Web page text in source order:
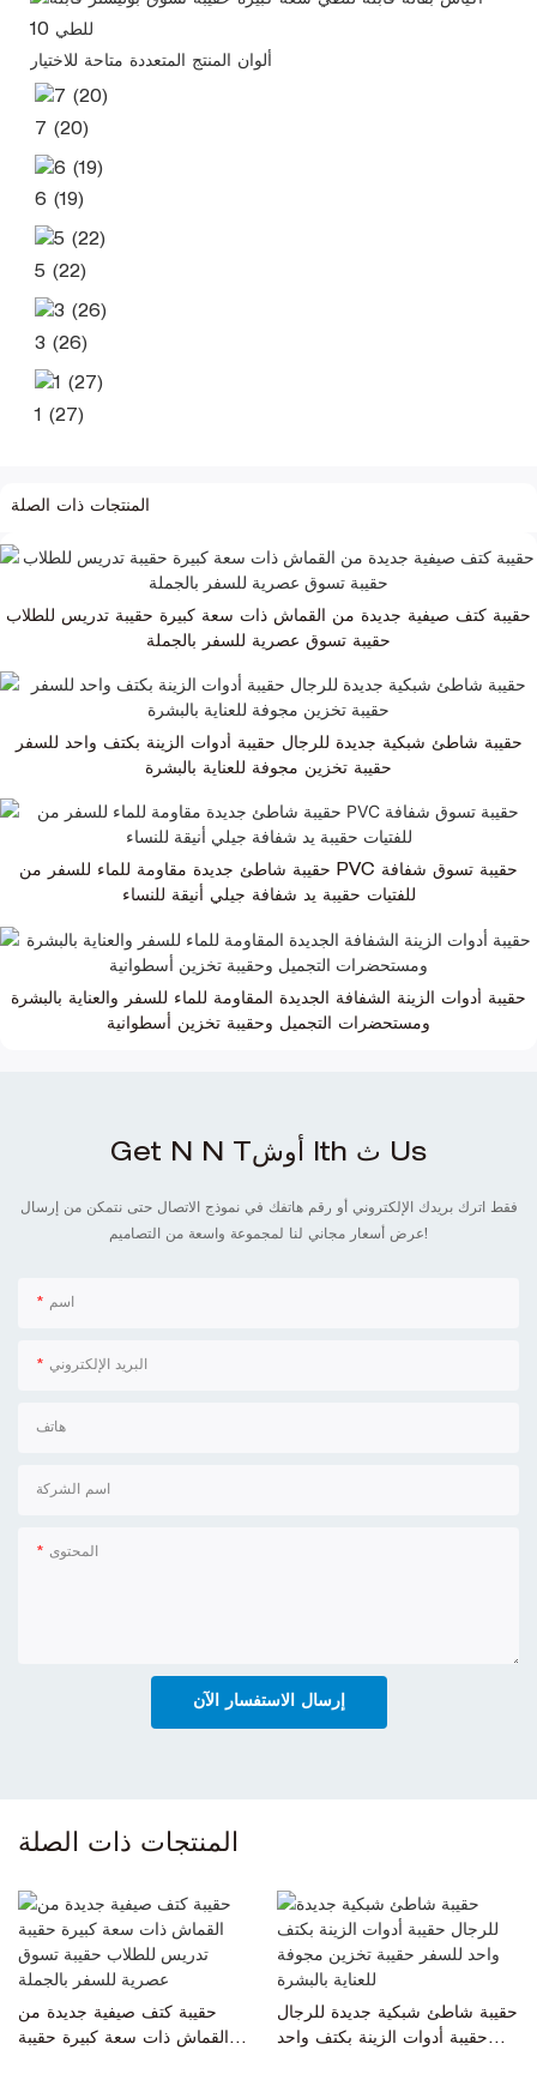
ألوان المنتج المتعددة متاحة للاختيار
7 (20)
6 (19)
5 (22)
3 (26)
1 (27)
المنتجات ذات الصلة
حقيبة كتف صيفية جديدة من القماش ذات سعة كبيرة حقيبة تدريس للطلاب
حقيبة تسوق عصرية للسفر بالجملة
حقيبة شاطئ شبكية جديدة للرجال حقيبة أدوات الزينة بكتف واحد للسفر
حقيبة تخزين مجوفة للعناية بالبشرة
حقيبة شاطئ جديدة مقاومة للماء للسفر من PVC حقيبة تسوق شفافة
للفتيات حقيبة يد شفافة جيلي أنيقة للنساء
حقيبة أدوات الزينة الشفافة الجديدة المقاومة للماء للسفر والعناية بالبشرة
ومستحضرات التجميل وحقيبة تخزين أسطوانية
Get N N Tأوش Ith ث Us
فقط اترك بريدك الإلكتروني أو رقم هاتفك في نموذج الاتصال حتى نتمكن من إرسال
عرض أسعار مجاني لنا لمجموعة واسعة من التصاميم!
اسم
البريد الإلكتروني
هاتف
اسم الشركة
المحتوى
إرسال الاستفسار الآن
المنتجات ذات الصلة
حقيبة كتف صيفية جديدة من
القماش ذات سعة كبيرة حقيبة
حقيبة شاطئ شبكية جديدة للرجال
حقيبة أدوات الزينة بكتف واحد